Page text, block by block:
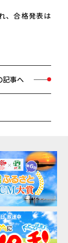
、合格発表は
記事へ